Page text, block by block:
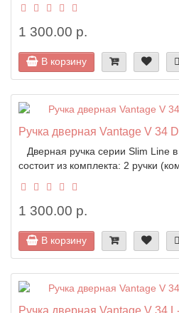
1 300.00 р.
В корзину
Ручка дверная Vantage V 34
Дверная ручка серии Slim Line
состоит из комплекта: 2 ручки
1 300.00 р.
В корзину
Ручка дверная Vantage V 34